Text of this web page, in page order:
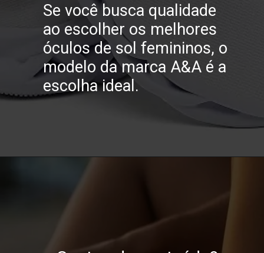
Se você busca qualidade
ao escolher os melhores
óculos de sol femininos, o
modelo da marca A&A é a
escolha ideal.